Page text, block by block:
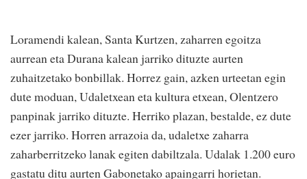
Loramendi kalean, Santa Kurtzen, zaharren egoitza
aurrean eta Durana kalean jarriko dituzte aurten
zuhaitzetako bonbillak. Horrez gain, azken urteetan egin
dute moduan, Udaletxean eta kultura etxean, Olentzero
panpinak jarriko dituzte. Herriko plazan, bestalde, ez dute
ezer jarriko. Horren arrazoia da, udaletxe zaharra
zaharberritzeko lanak egiten dabiltzala. Udalak 1.200 euro
gastatu ditu aurten Gabonetako apaingarri horietan.